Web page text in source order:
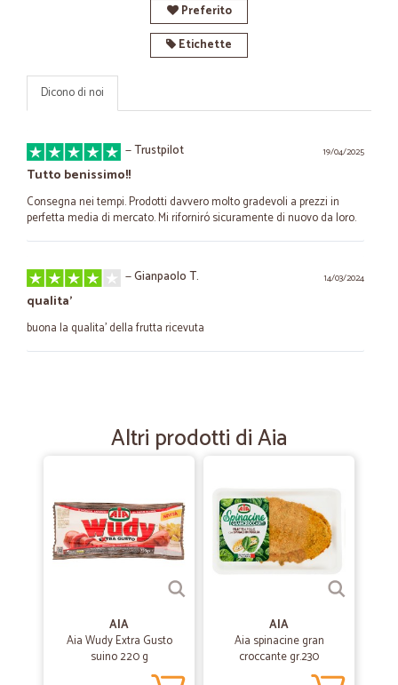
Preferito
Etichette
Dicono di noi
19/04/2025
—Trustpilot
Tutto benissimo!!
Consegna nei tempi. Prodotti davvero molto gradevoli a prezzi in
perfetta media di mercato. Mi riforniró sicuramente di nuovo da loro.
14/03/2024
—Gianpaolo T.
qualita'
buona la qualita' della frutta ricevuta
in generale darei 5 stelle per l evidente miglioramento sia del
catalogo prodotti,sia per la celerita' delle spedizioni. ne do 4 perche' a
conferme del miglioramento della gestione del magazzino. l
esperienza comunque e' molto buona.
—Rossella G.
Tutto perfetto,puntuale,che dire di…
19/07/2020
Lara C.
Altri prodotti di Aia
AIA
Aia Wudy Extra Gusto
suino 220 g
AIA
Aia spinacine gran
croccante gr.230